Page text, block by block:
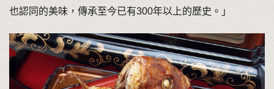
也認同的美味，傳承至今已有300年以上的歷史。」